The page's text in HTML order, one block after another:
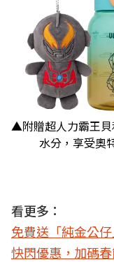
▲附贈超人力霸王
水分，享受奧
看更多：
免費送「純金公
快閃優惠，加碼